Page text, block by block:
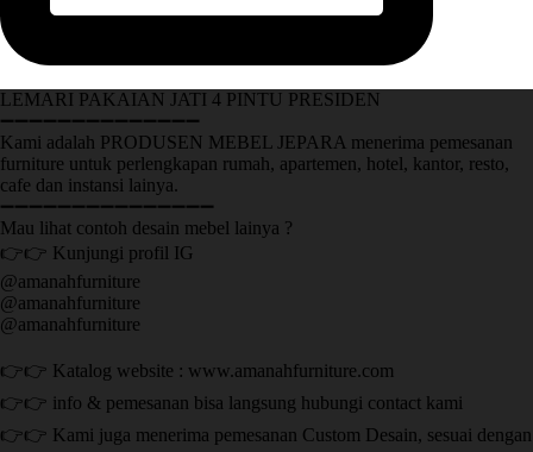
LEMARI PAKAIAN JATI 4 PINTU PRESIDEN
➖➖➖➖➖➖➖➖➖➖➖➖➖➖
Kami adalah PRODUSEN MEBEL JEPARA menerima pemesanan
furniture untuk perlengkapan rumah, apartemen, hotel, kantor, resto,
cafe dan instansi lainya.
➖➖➖➖➖➖➖➖➖➖➖➖➖➖➖
Mau lihat contoh desain mebel lainya ?
👉👉 Kunjungi profil IG
@amanahfurniture
@amanahfurniture
@amanahfurniture
👉👉 Katalog website : www.amanahfurniture.com
👉👉 info & pemesanan bisa langsung hubungi contact kami
👉👉 Kami juga menerima pemesanan Custom Desain, sesuai dengan